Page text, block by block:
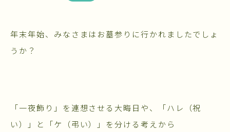
年末年始、みなさまはお墓参りに行かれましたでしょ
うか？
「一夜飾り」を連想させる大晦日や、「ハレ（祝
い）」と「ケ（弔い）」を分ける考えから